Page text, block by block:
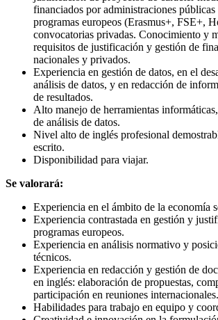
financiados por administraciones públicas
programas europeos (Erasmus+, FSE+,
convocatorias privadas. Conocimiento y
requisitos de justificación y gestión de
nacionales y privados.
Experiencia en gestión de datos, en el
análisis de datos, y en redacción de
de resultados.
Alto manejo de herramientas
de análisis de datos.
Nivel alto de inglés profesional
escrito.
Disponibilidad para viajar.
Se valorará:
Experiencia en el ámbito de la economía
Experiencia contrastada en gestión y
programas europeos.
Experiencia en análisis normativo y
técnicos.
Experiencia en redacción y gestión de
en inglés: elaboración de propuestas,
participación en reuniones internacionales.
Habilidades para trabajo en equipo y